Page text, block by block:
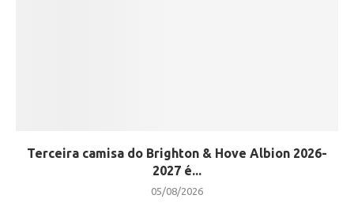
Terceira camisa do Brighton & Hove Albion 2026-
2027 é...
05/08/2026